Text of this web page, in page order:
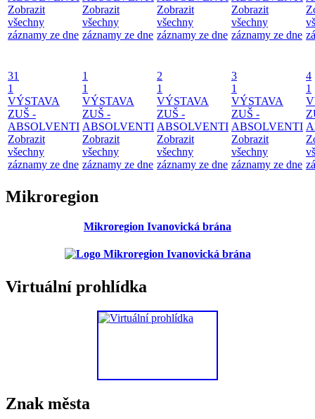
Zobrazit
všechny
záznamy ze dne
Zobrazit
všechny
záznamy ze dne
Zobrazit
všechny
záznamy ze dne
Zobrazit
všechny
záznamy ze dne
31
1
VÝSTAVA
ZUŠ -
ABSOLVENTI
Zobrazit
všechny
záznamy ze dne
1
1
VÝSTAVA
ZUŠ -
ABSOLVENTI
Zobrazit
všechny
záznamy ze dne
2
1
VÝSTAVA
ZUŠ -
ABSOLVENTI
Zobrazit
všechny
záznamy ze dne
3
1
VÝSTAVA
ZUŠ -
ABSOLVENTI
Zobrazit
všechny
záznamy ze dne
4
1
Mikroregion
Mikroregion Ivanovická brána
Virtuální prohlídka
Znak města